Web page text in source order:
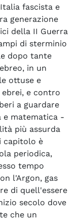
fascista e
generazione
della II Guerra
di sterminio
dopo tante
in un
ottuse e
e contro
a guardare
e matematica -
più assurda
capitolo è
periodica,
tempo
l'Argon, gas
di quell'essere
secolo dove
che un